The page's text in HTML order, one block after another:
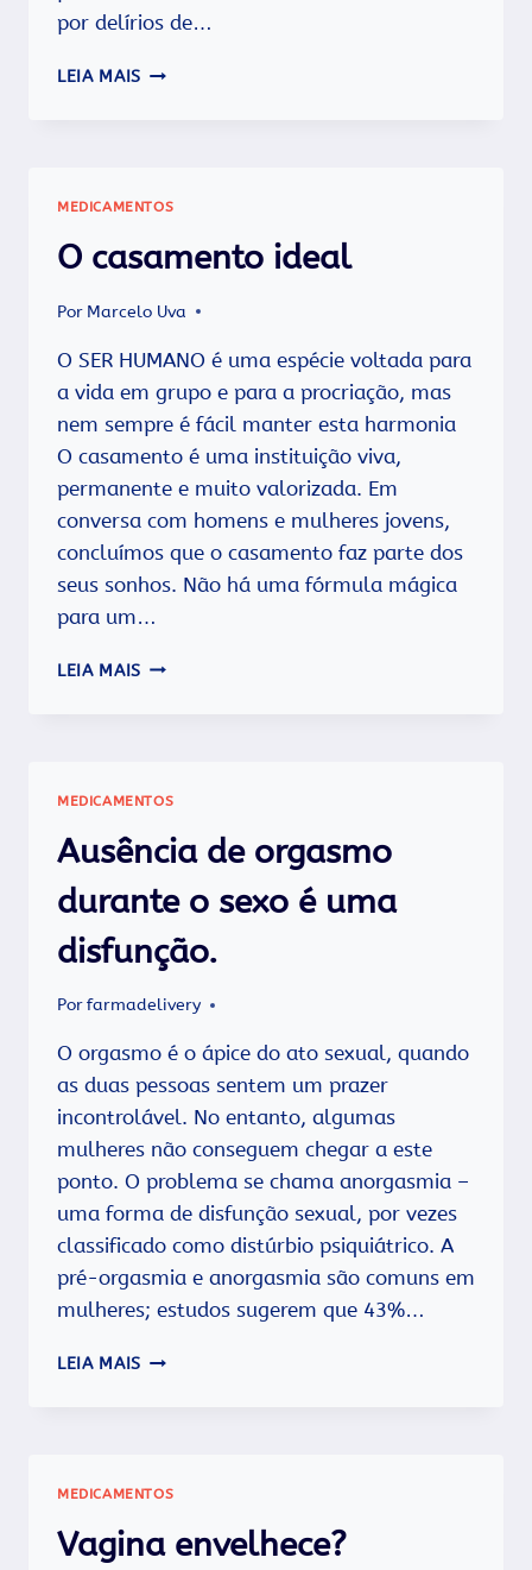
por delírios de…
LEIA MAIS O
MEDICAMENTOS
O casamento ideal
Por Marcelo Uva
O SER HUMANO é uma espécie voltada para
a vida em grupo e para a procriação, mas
nem sempre é fácil manter esta harmonia
O casamento é uma instituição viva,
permanente e muito valorizada. Em
conversa com homens e mulheres jovens,
concluímos que o casamento faz parte dos
seus sonhos. Não há uma fórmula mágica
para um…
LEIA MAIS O
MEDICAMENTOS
Ausência de orgasmo
durante o sexo é uma
disfunção.
Porfarmadelivery
O orgasmo é o ápice do ato sexual, quando
as duas pessoas sentem um prazer
incontrolável. No entanto, algumas
mulheres não conseguem chegar a este
ponto. O problema se chama anorgasmia –
uma forma de disfunção sexual, por vezes
classificado como distúrbio psiquiátrico. A
pré-orgasmia e anorgasmia são comuns em
mulheres; estudos sugerem que 43%…
LEIA MAIS AUSÊNCIA
UMA
DISFUNÇÃO.
MEDICAMENTOS
Vagina envelhece?